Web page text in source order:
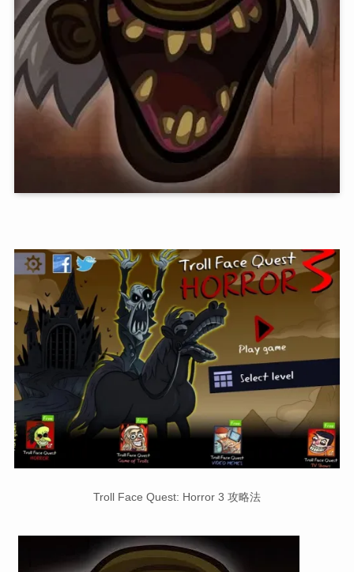
Troll Face Quest: Horror 3 攻略法